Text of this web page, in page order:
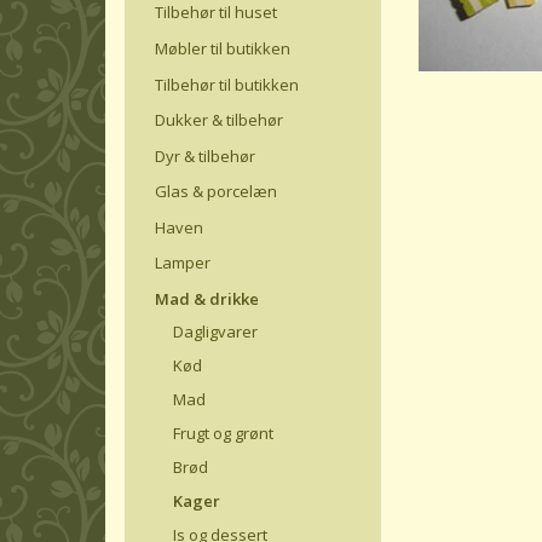
Tilbehør til huset
Møbler til butikken
Tilbehør til butikken
Dukker & tilbehør
Dyr & tilbehør
Glas & porcelæn
Haven
Lamper
Mad & drikke
Dagligvarer
Kød
Mad
Frugt og grønt
Brød
Kager
Is og dessert